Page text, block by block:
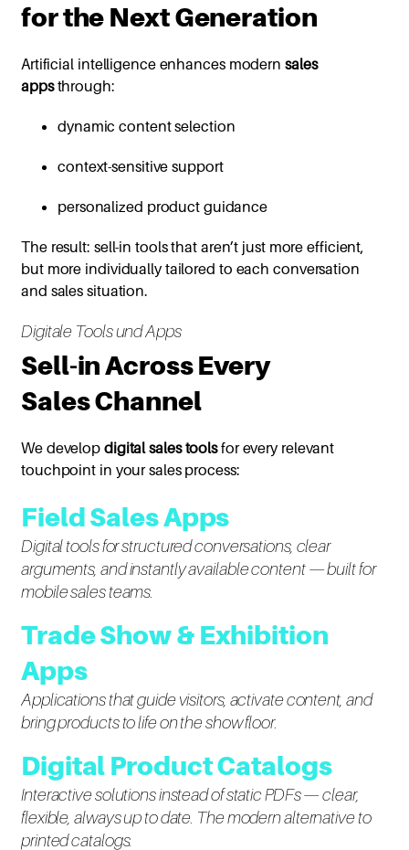
for the Next Generation
Artificial intelligence enhances modern sales
appsthrough:
dynamic content selection
context-sensitive support
personalized product guidance
The result: sell-in tools that aren’t just more efficient,
but more individually tailored to each conversation
and sales situation.
Digitale Tools und Apps
Sell-in Across Every
Sales Channel
We develop digital sales toolsfor every relevant
touchpoint in your sales process:
Field Sales Apps
Digital tools for structured conversations, clear
arguments, and instantly available content — built for
mobile sales teams.
Trade Show & Exhibition
Apps
Applications that guide visitors, activate content, and
bring products to life on the show floor.
Digital Product Catalogs
Interactive solutions instead of static PDFs — clear,
flexible, always up to date. The modern alternative to
printed catalogs.